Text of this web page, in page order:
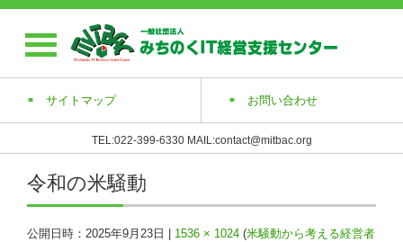
サイトマップ お問い合わせ
TEL:022-399-6330 MAIL:contact@mitbac.org
令和の米騒動
公開日時： 2025年9月23日 1536 × 1024 (米騒動から考える経営者